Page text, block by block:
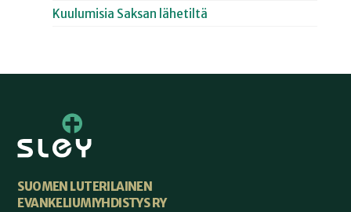
Kuulumisia Saksan lähetiltä
SUOMEN LUTERILAINEN
EVANKELIUMIYHDISTYS RY